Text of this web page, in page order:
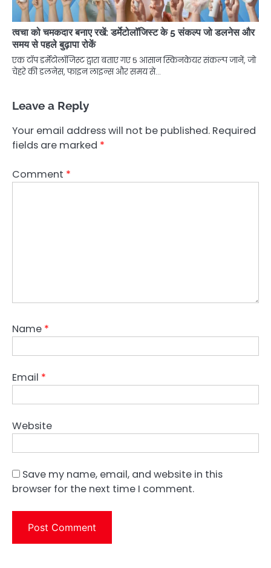
त्वचा को चमकदार बनाए रखें: डर्मेटोलॉजिस्ट के 5 संकल्प जो डलनेस और
समय से पहले बुढ़ापा रोकें
एक टॉप डर्मेटोलॉजिस्ट द्वारा बताए गए 5 आसान स्किनकेयर संकल्प जानें, जो
चेहरे की डलनेस, फाइन लाइन्स और समय से…
Leave a Reply
Your email address will not be published. Required
fields are marked *
Comment *
Name *
Email *
Website
Save my name, email, and website in this
browser for the next time I comment.